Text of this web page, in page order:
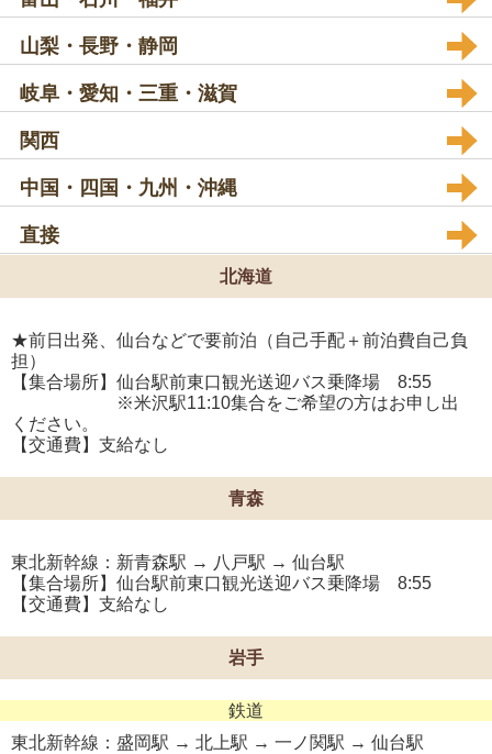
山梨・長野・静岡
岐阜・愛知・三重・滋賀
関西
中国・四国・九州・沖縄
直接
北海道
★前日出発、仙台などで要前泊（自己手配＋前泊費自己負
担）
【集合場所】仙台駅前東口観光送迎バス乗降場 8:55
※米沢駅11:10集合をご希望の方はお申し出
ください。
【交通費】支給なし
青森
東北新幹線：新青森駅 → 八戸駅 → 仙台駅
【集合場所】仙台駅前東口観光送迎バス乗降場 8:55
【交通費】支給なし
岩手
鉄道
東北新幹線：盛岡駅 → 北上駅 → 一ノ関駅 → 仙台駅